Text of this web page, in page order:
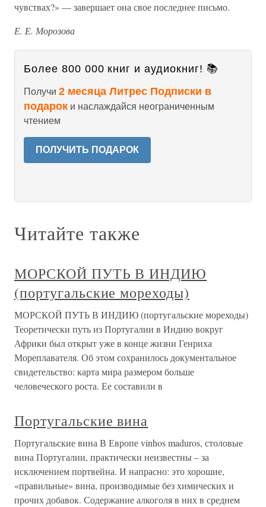
чувствах?» — завершает она свое последнее письмо.
Е. Е. Морозова
Более 800 000 книг и аудиокниг! 📚
Получи 2 месяца Литрес Подписки в
подарок и наслаждайся неограниченным
чтением
ПОЛУЧИТЬ ПОДАРОК
Читайте также
МОРСКОЙ ПУТЬ В ИНДИЮ
(португальские мореходы)
МОРСКОЙ ПУТЬ В ИНДИЮ (португальские мореходы)
Теоретически путь из Португалии в Индию вокруг
Африки был открыт уже в конце жизни Генриха
Мореплавателя. Об этом сохранилось документальное
свидетельство: карта мира размером больше
человеческого роста. Ее составили в
Португальские вина
Португальские вина В Европе vinhos maduros, столовые
вина Португалии, практически неизвестны – за
исключением портвейна. И напрасно: это хорошие,
«правильные» вина, производимые без химических и
прочих добавок. Содержание алкоголя в них в среднем